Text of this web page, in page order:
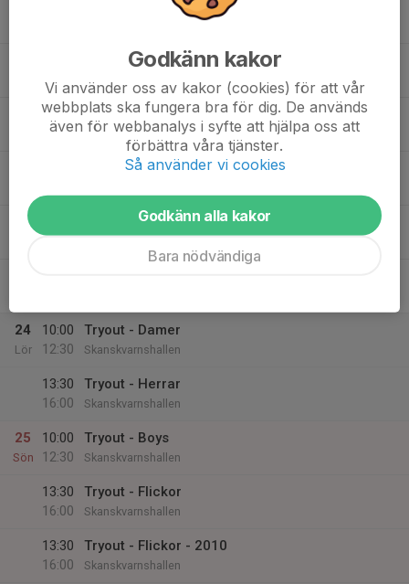
Flickor U20
22:00
Training Herr C
Skanskvarnshallen
20:00
22:00
Training Dam A
Skanskvarnshallen
Training Flickor 2011
20:30
Dam D
24
Lör
10:00
12:30
Tryout - Damer
Skanskvarnshallen
13:30
16:00
Tryout - Herrar
Skanskvarnshallen
25
Sön
10:00
12:30
Tryout - Boys
Skanskvarnshallen
13:30
16:00
Tryout - Flickor
Skanskvarnshallen
13:30
16:00
Tryout - Flickor - 2010
Skanskvarnshallen
Godkänn kakor
Vi använder oss av kakor (cookies) för att vår
webbplats ska fungera bra för dig. De används
även för webbanalys i syfte att hjälpa oss att
förbättra våra tjänster.
Så använder vi cookies
Godkänn alla kakor
Bara nödvändiga